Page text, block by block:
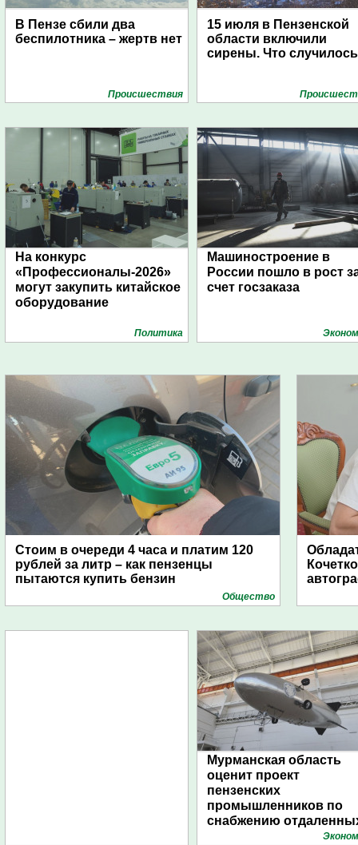
В Пензе сбили два
беспилотника – жертв нет
Проиcшествия
15 июля в Пензенской
области включили
сирены. Что
На конкурс
«Профессионалы-2026»
могут закупить китайское
оборудование
Политика
Машиностроение в
России пошло в рост
счет госзаказа
Стоим в очереди 4 часа и платим 120
рублей за литр – как пензенцы
пытаются купить бензин
Общество
Мурманская область
оценит проект
пензенских
промышленников по
снабжению
поселений с помощью